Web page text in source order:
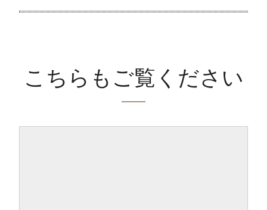
こちらもご覧ください